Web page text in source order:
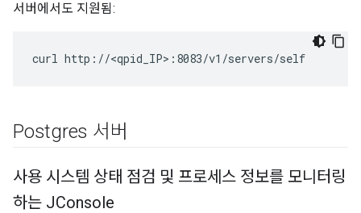
서버에서도 지원됨:
curl http://<qpid_IP>:8083/v1/servers/self
Postgres 서버
사용 시스템 상태 점검 및 프로세스 정보를 모니터링
하는 JConsole